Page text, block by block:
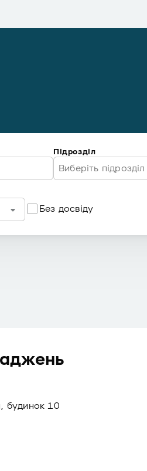
Підрозділ
Виберіть підрозділ
Без досвіду
будинок 10